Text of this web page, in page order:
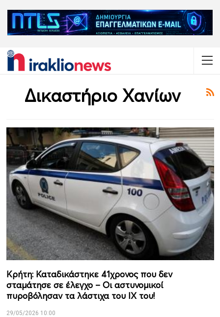
Δικαστήριο Χανίων
Κρήτη: Καταδικάστηκε 41χρονος που δεν
σταμάτησε σε έλεγχο – Οι αστυνομικοί
πυροβόλησαν τα λάστιχα του ΙΧ του!
29/05/2026 10:00